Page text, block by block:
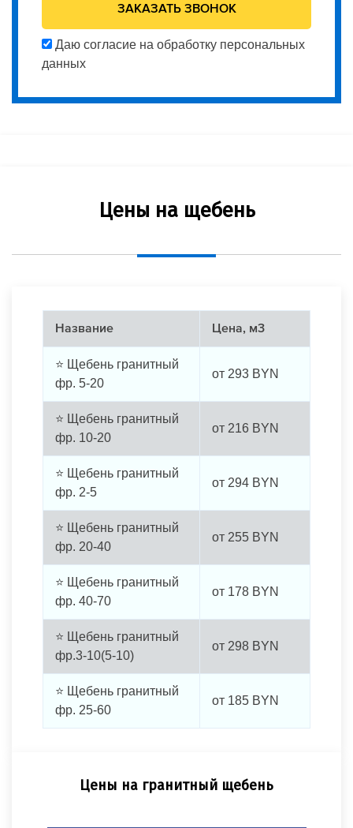
Даю согласие на обработку персональных
данных
Цены на щебень
Название Цена, м3
⭐ Щебень гранитный
фр. 5-20
от 293 BYN
⭐ Щебень гранитный
фр. 10-20
от 216 BYN
⭐ Щебень гранитный
фр. 2-5
от 294 BYN
⭐ Щебень гранитный
фр. 20-40
от 255 BYN
⭐ Щебень гранитный
фр. 40-70
от 178 BYN
⭐ Щебень гранитный
фр.3-10(5-10)
от 298 BYN
⭐ Щебень гранитный
фр. 25-60
от 185 BYN
Цены на гранитный щебень